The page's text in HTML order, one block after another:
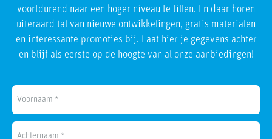
voortdurend naar een hoger niveau te tillen. En daar horen
uiteraard tal van nieuwe ontwikkelingen, gratis materialen
en interessante promoties bij. Laat hier je gegevens achter
en blijf als eerste op de hoogte van al onze aanbiedingen!